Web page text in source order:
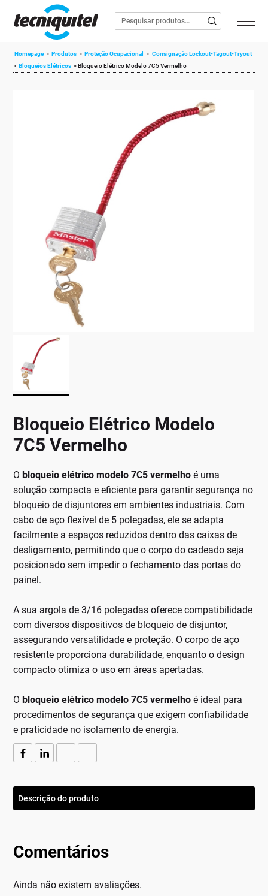
Homepage » Produtos » Proteção Ocupacional » Consignação Lockout-Tagout-Tryout
» Bloqueios Elétricos »Bloqueio Elétrico Modelo 7C5 Vermelho
Bloqueio Elétrico Modelo
7C5 Vermelho
O bloqueio elétrico modelo 7C5 vermelho é uma
solução compacta e eficiente para garantir segurança no
bloqueio de disjuntores em ambientes industriais. Com
cabo de aço flexível de 5 polegadas, ele se adapta
facilmente a espaços reduzidos dentro das caixas de
desligamento, permitindo que o corpo do cadeado seja
posicionado sem impedir o fechamento das portas do
painel.
A sua argola de 3/16 polegadas oferece compatibilidade
com diversos dispositivos de bloqueio de disjuntor,
assegurando versatilidade e proteção. O corpo de aço
resistente proporciona durabilidade, enquanto o design
compacto otimiza o uso em áreas apertadas.
O bloqueio elétrico modelo 7C5 vermelho é ideal para
procedimentos de segurança que exigem confiabilidade
e praticidade no isolamento de energia.
Descrição do produto
Comentários
Ainda não existem avaliações.